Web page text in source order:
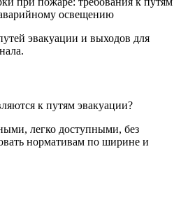
эвакуации и выходов для
к путям эвакуации?
легко доступными, без
нормативам по ширине и